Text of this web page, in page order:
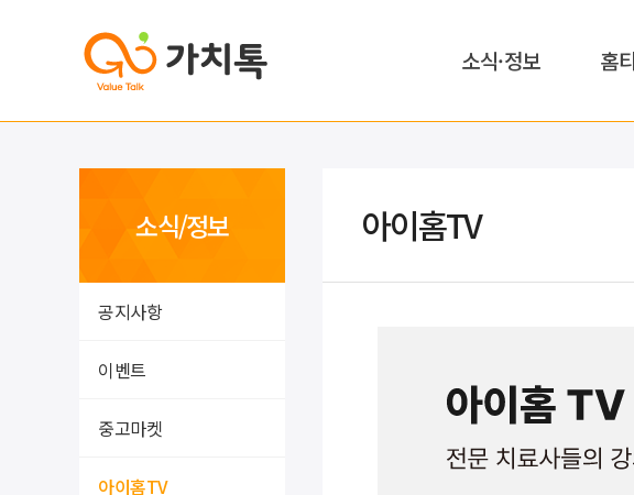
소식·정보 홈
소식/정보
공지사항
이벤트
중고마켓
아이홈TV
아이홈TV